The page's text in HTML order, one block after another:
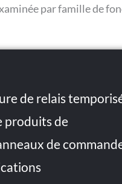
par famille de
de relais
produits de
de